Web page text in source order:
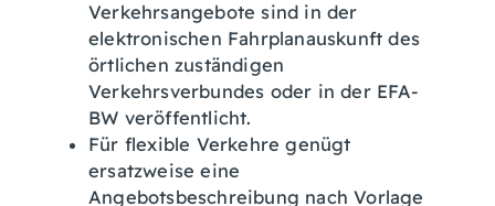
Verkehrsangebote sind in der
elektronischen Fahrplanauskunft des
örtlichen zuständigen
Verkehrsverbundes oder in der EFA-
BW veröffentlicht.
Für flexible Verkehre genügt
ersatzweise eine
Angebotsbeschreibung nach Vorlage